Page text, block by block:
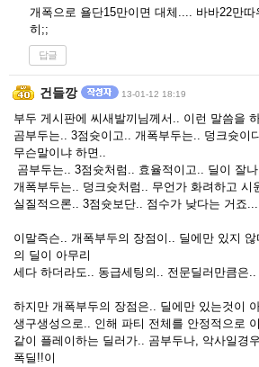
개폭으로 욜단15만이면 대체.... 바바22만
히;;
답글
건들깡 13-01-12 18:19
부두 게시판에 씨새발끼님께서.. 이런 말씀을
곰부두는.. 3점슛이고.. 개폭부두는.. 덩크슛이
무슨말이냐 하면..
곰부두는.. 3점슛처럼.. 효율적이고.. 딜이 잘
개폭부두는.. 덩크슛처럼.. 무언가 화려하고 시
실질적으론.. 3점슛보단.. 점수가 낮다는 거죠...
이말즉슨.. 개폭부두의 장점이.. 딜에만 있지
의 딜이 아무리
세다 하더라도.. 동급세팅의.. 전문딜러만큼은
하지만 개폭부두의 장점은.. 딜에만 있는것이
생구생성으로.. 인해 파티 전체를 안정적으로
같이 플레이하는 딜러가.. 곰부두나, 악사일경
폭딜!!이